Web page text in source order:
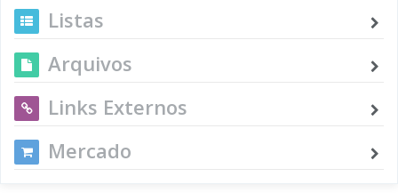
Listas
Arquivos
Links Externos
Mercado